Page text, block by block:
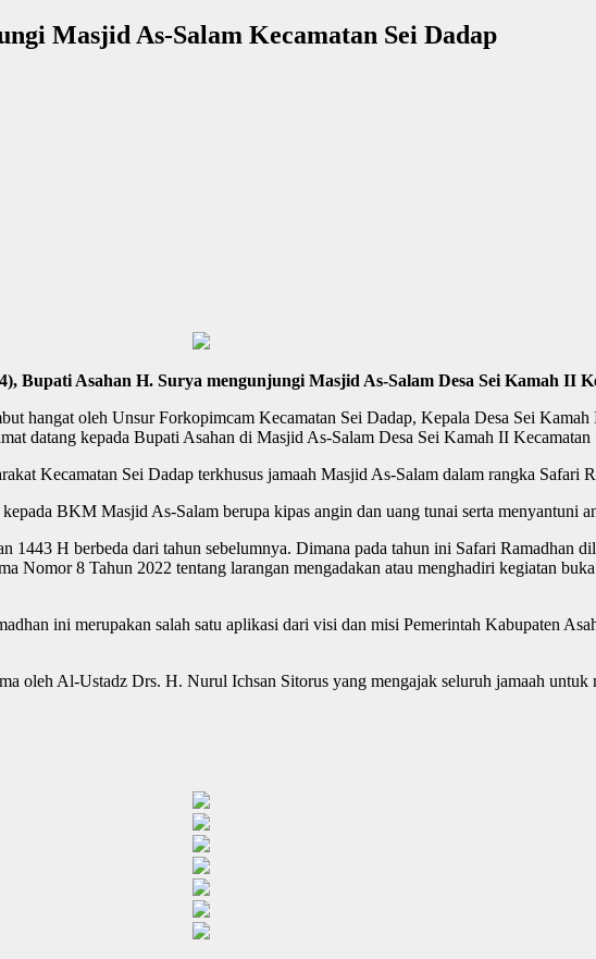
Masjid As-Salam Kecamatan Sei Dadap
Bupati Asahan H. Surya mengunjungi Masjid As-Salam Desa Sei Kamah II
hangat oleh Unsur Forkopimcam Kecamatan Sei Dadap, Kepala Desa Sei
datang kepada Bupati Asahan di Masjid As-Salam Desa Sei Kamah II Kecamatan
Kecamatan Sei Dadap terkhusus jamaah Masjid As-Salam dalam rangka Safari
BKM Masjid As-Salam berupa kipas angin dan uang tunai serta menyantuni
1443 H berbeda dari tahun sebelumnya. Dimana pada tahun ini Safari Ramadhan
Nomor 8 Tahun 2022 tentang larangan mengadakan atau menghadiri kegiatan
ini merupakan salah satu aplikasi dari visi dan misi Pemerintah Kabupaten
oleh Al-Ustadz Drs. H. Nurul Ichsan Sitorus yang mengajak seluruh jamaah